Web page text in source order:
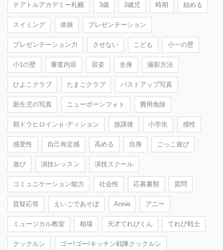
テアトルアカデミー札幌 3歳 3歳児 時期 始める
スイミング 体操 プレゼンテーション
プレゼンテーション力 させない こども 小一の壁
小1の壁 審査内容 容姿 全身 撮影方法
ひよこクラブ たまごクラブ バストアップ写真
新生児の写真 ニューボーンフォト 費用免除
朝ドラヒロインｐ-ディション 放課後 小学生 感性
感受性 自己肯定感 高める 自身 ごっこ遊び
遊び 演技レッスン 演技スクール
コミュニケーション能力 社会性 応募書類 質問
質疑応答 えいごであそぼ Annie アニー
ミュージカル教室 相場 天才てれびくん てれび戦士
クックルン ゴー!ゴー!キッチン戦隊クックルン